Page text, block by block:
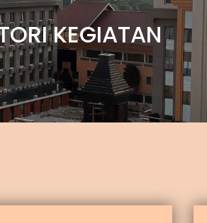
KEGIATAN